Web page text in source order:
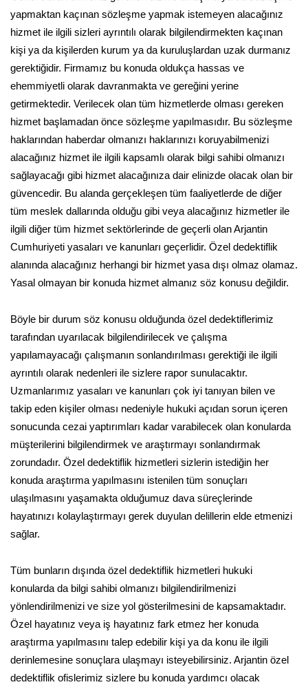
yapmaktan kaçınan sözleşme yapmak istemeyen alacağınız
hizmet ile ilgili sizleri ayrıntılı olarak bilgilendirmekten kaçınan
kişi ya da kişilerden kurum ya da kuruluşlardan uzak durmanız
gerektiğidir. Firmamız bu konuda oldukça hassas ve
ehemmiyetli olarak davranmakta ve gereğini yerine
getirmektedir. Verilecek olan tüm hizmetlerde olması gereken
hizmet başlamadan önce sözleşme yapılmasıdır. Bu sözleşme
haklarından haberdar olmanızı haklarınızı koruyabilmenizi
alacağınız hizmet ile ilgili kapsamlı olarak bilgi sahibi olmanızı
sağlayacağı gibi hizmet alacağınıza dair elinizde olacak olan bir
güvencedir. Bu alanda gerçekleşen tüm faaliyetlerde de diğer
tüm meslek dallarında olduğu gibi veya alacağınız hizmetler ile
ilgili diğer tüm hizmet sektörlerinde de geçerli olan Arjantin
Cumhuriyeti yasaları ve kanunları geçerlidir. Özel dedektiflik
alanında alacağınız herhangi bir hizmet yasa dışı olmaz olamaz.
Yasal olmayan bir konuda hizmet almanız söz konusu değildir.
Böyle bir durum söz konusu olduğunda özel dedektiflerimiz
tarafından uyarılacak bilgilendirilecek ve çalışma
yapılamayacağı çalışmanın sonlandırılması gerektiği ile ilgili
ayrıntılı olarak nedenleri ile sizlere rapor sunulacaktır.
Uzmanlarımız yasaları ve kanunları çok iyi tanıyan bilen ve
takip eden kişiler olması nedeniyle hukuki açıdan sorun içeren
sonucunda cezai yaptırımları kadar varabilecek olan konularda
müşterilerini bilgilendirmek ve araştırmayı sonlandırmak
zorundadır. Özel dedektiflik hizmetleri sizlerin istediğin her
konuda araştırma yapılmasını istenilen tüm sonuçları
ulaşılmasını yaşamakta olduğumuz dava süreçlerinde
hayatınızı kolaylaştırmayı gerek duyulan delillerin elde etmenizi
sağlar.
Tüm bunların dışında özel dedektiflik hizmetleri hukuki
konularda da bilgi sahibi olmanızı bilgilendirilmenizi
yönlendirilmenizi ve size yol gösterilmesini de kapsamaktadır.
Özel hayatınız veya iş hayatınız fark etmez her konuda
araştırma yapılmasını talep edebilir kişi ya da konu ile ilgili
derinlemesine sonuçlara ulaşmayı isteyebilirsiniz. Arjantin özel
dedektiflik ofislerimiz sizlere bu konuda yardımcı olacak